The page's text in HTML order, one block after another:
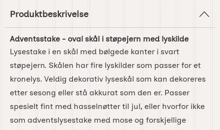
Produktbeskrivelse
Adventsstake - oval skål i støpejern med lyskilde
Lysestake i en skål med bølgede kanter i svart
støpejern. Skålen har fire lyskilder som passer for et
kronelys. Veldig dekorativ lyseskål som kan dekoreres
etter sesong eller stå akkurat som den er. Passer
spesielt fint med hasselnøtter til jul, eller hvorfor ikke
som adventslysestake med mose og forskjellige